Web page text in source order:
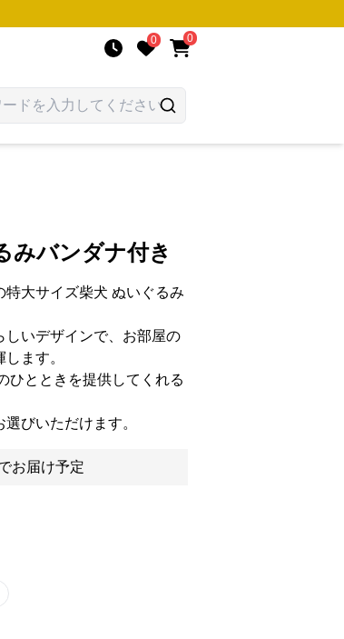
0 0
みバンダナ付き
大サイズ柴犬 ぬいぐるみ
しいデザインで、お部屋の
ます。
ひとときを提供してくれる
びいただけます。
お届け予定